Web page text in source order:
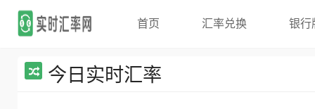
首页 汇率兑换 银行
今日实时汇率